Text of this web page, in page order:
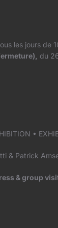
les jours de
du
•
& Patrick
& group